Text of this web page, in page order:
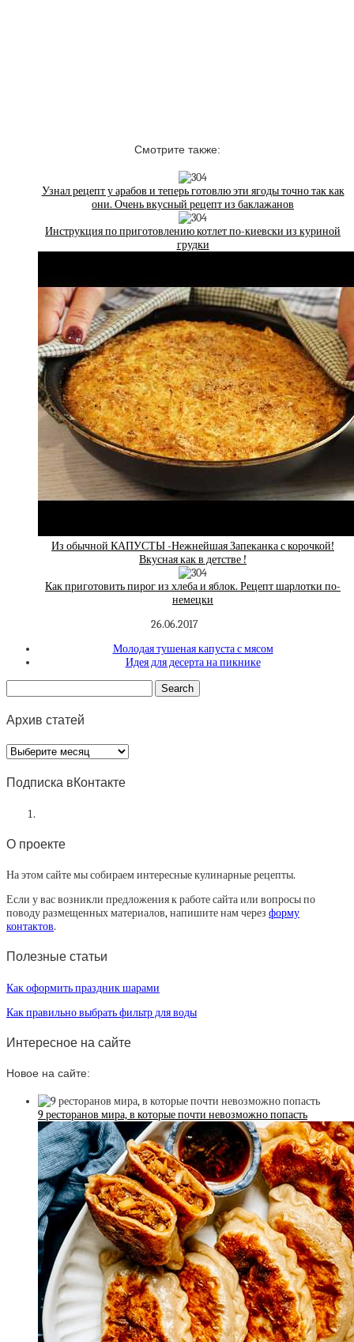
Смотрите также:
Узнал рецепт у арабов и теперь готовлю эти ягоды точно так как
они. Очень вкусный рецепт из баклажанов
Инструкция по приготовлению котлет по-киевски из куриной
грудки
Из обычной КАПУСТЫ -Нежнейшая Запеканка с корочкой!
Вкусная как в детстве !
Как приготовить пирог из хлеба и яблок. Рецепт шарлотки по-
немецки
26.06.2017
Молодая тушеная капуста с мясом
Идея для десерта на пикнике
Архив статей
Архив
статей
Подписка вКонтакте
О проекте
На этом сайте мы собираем интересные кулинарные рецепты.
Если у вас возникли предложения к работе сайта или вопросы по
поводу размещенных материалов, напишите нам через форму
контактов.
Полезные статьи
Как оформить праздник шарами
Как правильно выбрать фильтр для воды
Интересное на сайте
Новое на сайте:
9 ресторанов мира, в которые почти невозможно попасть